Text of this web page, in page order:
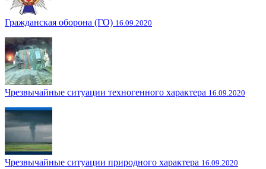
Гражданская оборона (ГО) 16.09.2020
Чрезвычайные ситуации техногенного характера 16.09.2020
Чрезвычайные ситуации природного характера 16.09.2020